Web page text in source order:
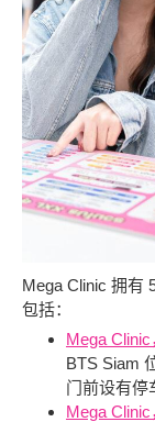
Mega Clinic 拥有
包括：
Mega
BTS Siam
门前设有停
Mega